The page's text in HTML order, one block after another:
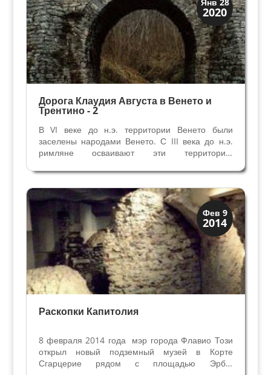
2020
История
Дорога Клаудия Августа в Венето и
Трентино - 2
В VI веке до н.э. территории Венето были
заселены народами Венето. С III века до н.э.
римляне осваивают эти территории,
Империи. Разветвленная сеть дорог и речные
пути способствовали романизации территорий.
Из Падуи в Альтино была...
Фев 9
2014
Верона
Римская Верона
Раскопки Капитолия
8 февраля 2014 года мэр города Флавио Този
открыл новый подземный музей в Корте
Сгарцерие рядом с площадью Эрбе.